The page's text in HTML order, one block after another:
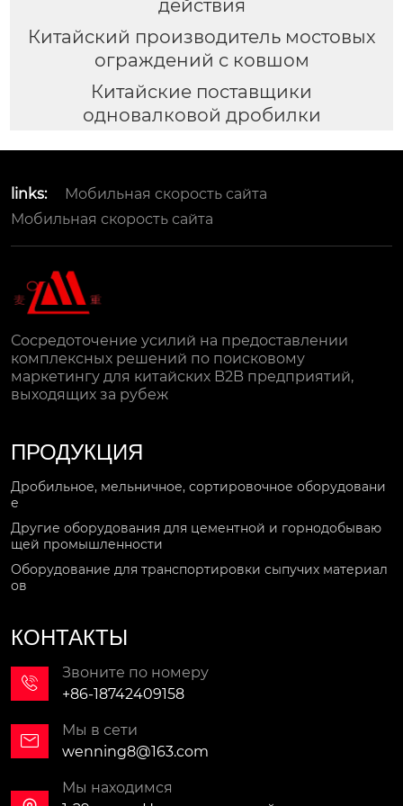
действия
Китайский производитель мостовых
ограждений с ковшом
Китайские поставщики
одновалковой дробилки
links:
Мобильная скорость сайта
Мобильная скорость сайта
Сосредоточение усилий на предоставлении
комплексных решений по поисковому
маркетингу для китайских B2B предприятий,
выходящих за рубеж
ПРОДУКЦИЯ
Дробильное, мельничное, сортировочное оборудовани
е
Другие оборудования для цементной и горнодобываю
щей промышленности
Оборудование для транспортировки сыпучих материал
ов
КОНТАКТЫ

Звоните по номеру
+86-18742409158

Мы в сети
wenning8@163.com
Мы находимся